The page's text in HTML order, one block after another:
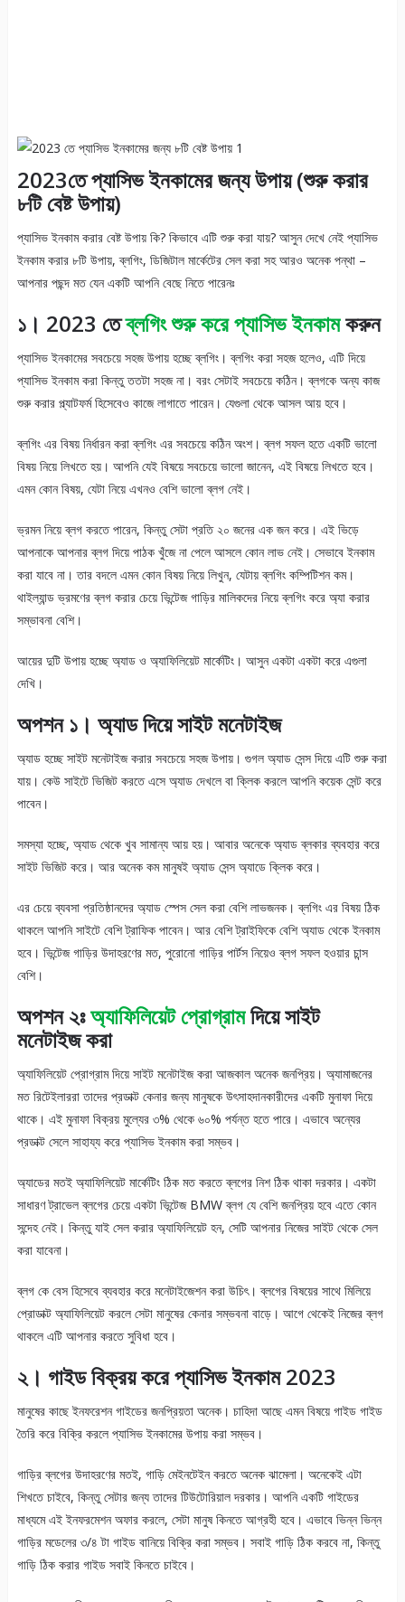
2023তে প্যাসিভ ইনকামের জন্য উপায় (শুরু করার
৮টি বেষ্ট উপায়)
প্যাসিভ ইনকাম করার বেষ্ট উপায় কি? কিভাবে এটি শুরু করা যায়? আসুন দেখে নেই প্যাসিভ
ইনকাম করার ৮টি উপায়, ব্লগিং, ডিজিটাল মার্কেটের সেল করা সহ আরও অনেক পন্থা –
আপনার পছন্দ মত যেন একটি আপনি বেছে নিতে পারেনঃ
১। 2023 তেব্লগিং শুরু করে প্যাসিভ ইনকামকরুন
প্যাসিভ ইনকামের সবচেয়ে সহজ উপায় হচ্ছে ব্লগিং। ব্লগিং করা সহজ হলেও, এটি দিয়ে
প্যাসিভ ইনকাম করা কিন্তু ততটা সহজ না। বরং সেটাই সবচেয়ে কঠিন। ব্লগকে অন্য কাজ
শুরু করার প্ল্যাটফর্ম হিসেবেও কাজে লাগাতে পারেন। যেগুলা থেকে আসল আয় হবে।
ব্লগিং এর বিষয় নির্ধারন করা ব্লগিং এর সবচেয়ে কঠিন অংশ। ব্লগ সফল হতে একটি ভালো
বিষয় নিয়ে লিখতে হয়। আপনি যেই বিষয়ে সবচেয়ে ভালো জানেন, এই বিষয়ে লিখতে হবে।
এমন কোন বিষয়, যেটা নিয়ে এখনও বেশি ভালো ব্লগ নেই।
ভ্রমন নিয়ে ব্লগ করতে পারেন, কিন্তু সেটা প্রতি ২০ জনের এক জন করে। এই ভিড়ে
আপনাকে আপনার ব্লগ দিয়ে পাঠক খুঁজে না পেলে আসলে কোন লাভ নেই। সেভাবে ইনকাম
করা যাবে না। তার বদলে এমন কোন বিষয় নিয়ে লিখুন, যেটায় ব্লগিং কম্পিটিশন কম।
থাইল্যান্ড ভ্রমণের ব্লগ করার চেয়ে ভিন্টেজ গাড়ির মালিকদের নিয়ে ব্লগিং করে অ্যা করার
সম্ভাবনা বেশি।
আয়ের দুটি উপায় হচ্ছে অ্যাড ও অ্যাফিলিয়েট মার্কেটিং। আসুন একটা একটা করে এগুলা
দেখি।
অপশন ১। অ্যাড দিয়ে সাইট মনেটাইজ
অ্যাড হচ্ছে সাইট মনেটাইজ করার সবচেয়ে সহজ উপায়। গুগল অ্যাড সেন্স দিয়ে এটি শুরু করা
যায়। কেউ সাইটে ভিজিট করতে এসে অ্যাড দেখলে বা ক্লিক করলে আপনি কয়েক সেন্ট করে
পাবেন।
সমস্যা হচ্ছে, অ্যাড থেকে খুব সামান্য আয় হয়। আবার অনেকে অ্যাড ব্লকার ব্যবহার করে
সাইট ভিজিট করে। আর অনেক কম মানুষই অ্যাড সেন্স অ্যাডে ক্লিক করে।
এর চেয়ে ব্যবসা প্রতিষ্ঠানদের অ্যাড স্পেস সেল করা বেশি লাভজনক। ব্লগিং এর বিষয় ঠিক
থাকলে আপনি সাইটে বেশি ট্রাফিক পাবেন। আর বেশি ট্রাইফিকে বেশি অ্যাড থেকে ইনকাম
হবে। ভিন্টেজ গাড়ির উদাহরণের মত, পুরোনো গাড়ির পার্টস নিয়েও ব্লগ সফল হওয়ার চান্স
বেশি।
অপশন ২ঃঅ্যাফিলিয়েট প্রোগ্রামদিয়ে সাইট
মনেটাইজ করা
অ্যাফিলিয়েট প্রোগ্রাম দিয়ে সাইট মনেটাইজ করা আজকাল অনেক জনপ্রিয়। অ্যামাজনের
মত রিটেইলাররা তাদের প্রডাক্ট কেনার জন্য মানুষকে উৎসাহদানকারীদের একটি মুনাফা দিয়ে
থাকে। এই মুনাফা বিক্রয় মুল্যের ৩% থেকে ৬০% পর্যন্ত হতে পারে। এভাবে অন্যের
প্রডাক্ট সেলে সাহায্য করে প্যাসিভ ইনকাম করা সম্ভব।
অ্যাডের মতই অ্যাফিলিয়েট মার্কেটিং ঠিক মত করতে ব্লগের নিশ ঠিক থাকা দরকার। একটা
সাধারণ ট্রাভেল ব্লগের চেয়ে একটা ভিন্টেজ BMW ব্লগ যে বেশি জনপ্রিয় হবে এতে কোন
সন্দেহ নেই। কিন্তু যাই সেল করার অ্যাফিলিয়েট হন, সেটি আপনার নিজের সাইট থেকে সেল
করা যাবেনা।
ব্লগ কে বেস হিসেবে ব্যবহার করে মনেটাইজেশন করা উচিৎ। ব্লগের বিষয়ের সাথে মিলিয়ে
প্রোডাক্ট অ্যাফিলিয়েট করলে সেটা মানুষের কেনার সম্ভবনা বাড়ে। আগে থেকেই নিজের ব্লগ
থাকলে এটি আপনার করতে সুবিধা হবে।
২। গাইড বিক্রয় করে প্যাসিভ ইনকাম 2023
মানুষের কাছে ইনফরেশন গাইডের জনপ্রিয়তা অনেক। চাহিদা আছে এমন বিষয়ে গাইড গাইড
তৈরি করে বিক্রি করলে প্যাসিভ ইনকামের উপায় করা সম্ভব।
গাড়ির ব্লগের উদাহরণের মতই, গাড়ি মেইনটেইন করতে অনেক ঝামেলা। অনেকেই এটা
শিখতে চাইবে, কিন্তু সেটার জন্য তাদের টিউটোরিয়াল দরকার। আপনি একটি গাইডের
মাধ্যমে এই ইনফরমেশন অফার করলে, সেটা মানুষ কিনতে আগ্রহী হবে। এভাবে ভিন্ন ভিন্ন
গাড়ির মডেলের ৩/৪ টা গাইড বানিয়ে বিক্রি করা সম্ভব। সবাই গাড়ি ঠিক করবে না, কিন্তু
গাড়ি ঠিক করার গাইড সবাই কিনতে চাইবে।